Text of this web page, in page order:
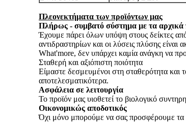
Πλεονεκτήματα των προϊόντων μας
Πλήρως - συμβατό σύστημα με τα αρχικά
Έχουμε πάρει όλων υπόψη στους δείκτες
αντιδραστηρίων και οι λύσεις πλύσης
What'more, δεν υπάρχει καμία ανάγκη να
Σταθερή και αξιόπιστη ποιότητα
Είμαστε δεσμευμένοι στη σταθερότητα και
αποτελεσματικότερα.
Ασφάλεια σε λειτουργία
Το προϊόν μας υιοθετεί το βιολογικό
Οικονομικώς αποδοτικός
Όχι μόνο μπορούμε να σας προσφέρουμε τα